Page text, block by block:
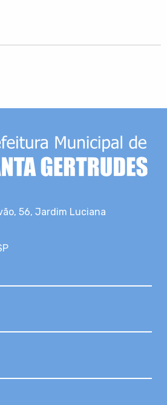
56, Jardim Luciana